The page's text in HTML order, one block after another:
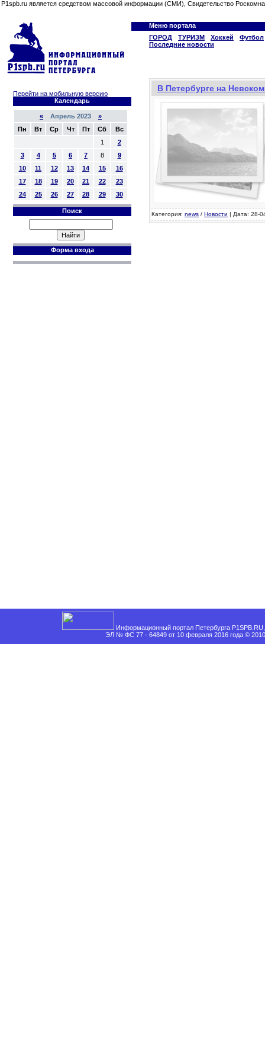
P1spb.ru является средством массовой информации (СМИ), Свидетельство
Меню портала
ГОРОД
ТУРИЗМ Хоккей
Футбол
Последние новости
Перейти на мобильную версию
Календарь
« Апрель 2023 »
Пн
Вт Ср Чт Пт Сб
Вс
1
2
3
4 5 6 7 8
9
10
11 12 13 14 15
16
17
18 19 20 21 22
23
24
25 26 27 28 29 30
Поиск
Форма входа
В Петербурге на
Категория: news / Новости | Дата: 28-
Информационный портал Петербурга
ЭЛ № ФС 77 - 64849 от 10 февраля 2016 года ©